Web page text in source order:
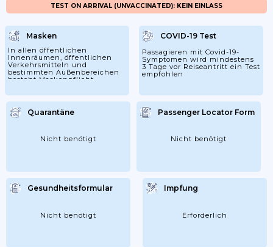
Masken
In allen öffentlichen
Innenräumen, öffentlichen
Verkehrsmitteln und
bestimmten Außenbereichen
besteht Maskenpflicht
COVID-19 Test
Passagieren mit Covid-19-
Symptomen wird mindestens
3 Tage vor Reiseantritt ein Test
empfohlen
Quarantäne
Nicht benötigt
Passenger Locator Form
Nicht benötigt
Gesundheitsformular
Nicht benötigt
Impfung
Erforderlich
TEST ON ARRIVAL (UNVACCINATED): KEIN EINLASS